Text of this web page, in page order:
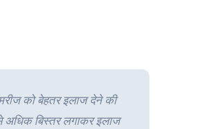
को बेहतर इलाज देने की
से अधिक बिस्तर लगाकर इलाज